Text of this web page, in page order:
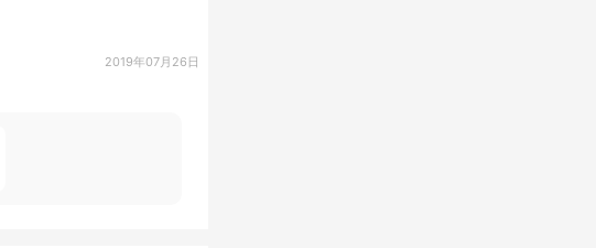
2019年07月26日